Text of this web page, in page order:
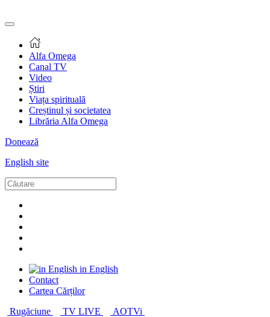
Alfa Omega
Canal TV
Video
Știri
Viața spirituală
Creștinul și societatea
Librăria Alfa Omega
Donează
English site
in English
Contact
Cartea Cărților
Rugăciune
TV LIVE AOTVi